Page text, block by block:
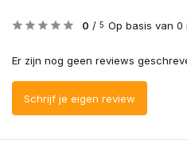
0 / 5 Op basis van 0
Er zijn nog geen reviews
Schrijf je eigen review